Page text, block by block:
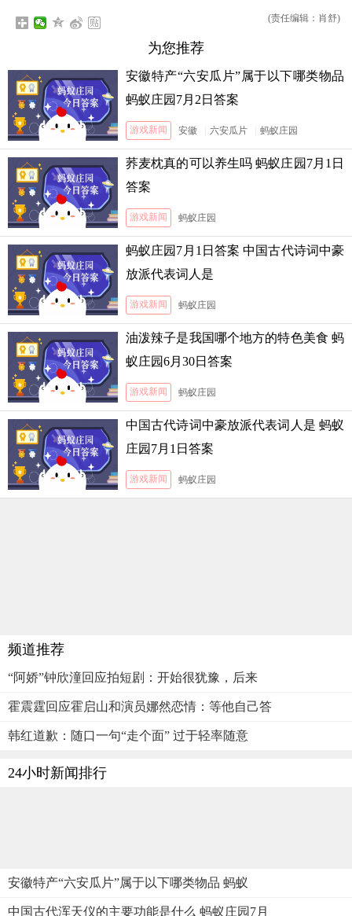
(责任编辑：肖舒)
为您推荐
安徽特产“六安瓜片”属于以下哪类物品
蚂蚁庄园7月2日答案
游戏新闻 安徽 六安瓜片 蚂蚁庄园
荞麦枕真的可以养生吗 蚂蚁庄园7月1日
答案
游戏新闻 蚂蚁庄园
蚂蚁庄园7月1日答案 中国古代诗词中豪
放派代表词人是
游戏新闻 蚂蚁庄园
油泼辣子是我国哪个地方的特色美食 蚂
蚁庄园6月30日答案
游戏新闻 蚂蚁庄园
中国古代诗词中豪放派代表词人是 蚂蚁
庄园7月1日答案
游戏新闻 蚂蚁庄园
频道推荐
“阿娇”钟欣潼回应拍短剧：开始很犹豫，后来
霍震霆回应霍启山和演员娜然恋情：等他自己答
韩红道歉：随口一句“走个面” 过于轻率随意
24小时新闻排行
安徽特产“六安瓜片”属于以下哪类物品 蚂蚁
中国古代浑天仪的主要功能是什么 蚂蚁庄园7月